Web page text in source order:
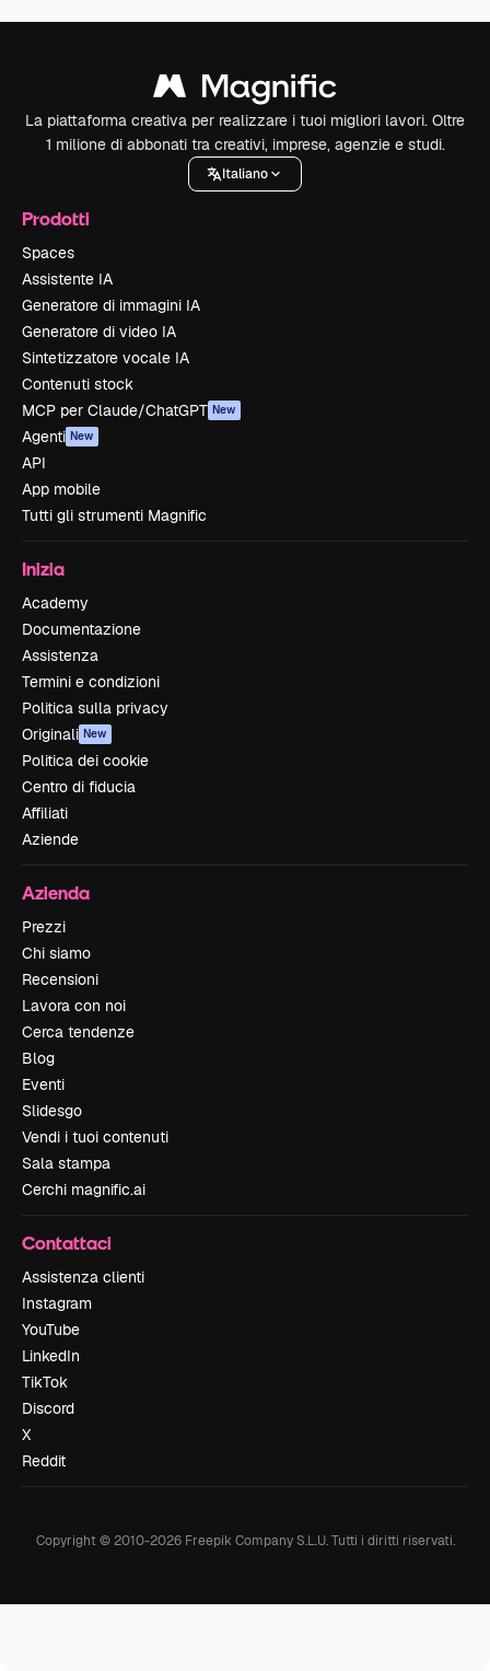
La piattaforma creativa per realizzare i tuoi migliori lavori. Oltre
1 milione di abbonati tra creativi, imprese, agenzie e studi.
Italiano
Prodotti
Spaces
Assistente IA
Generatore di immagini IA
Generatore di video IA
Sintetizzatore vocale IA
Contenuti stock
MCP per Claude/ChatGPT New
Agenti New
API
App mobile
Tutti gli strumenti Magnific
Inizia
Academy
Documentazione
Assistenza
Termini e condizioni
Politica sulla privacy
Originali New
Politica dei cookie
Centro di fiducia
Affiliati
Aziende
Azienda
Prezzi
Chi siamo
Recensioni
Lavora con noi
Cerca tendenze
Blog
Eventi
Slidesgo
Vendi i tuoi contenuti
Sala stampa
Cerchi magnific.ai
Contattaci
Assistenza clienti
Instagram
YouTube
LinkedIn
TikTok
Discord
X
Reddit
Copyright © 2010-2026Freepik Company S.L.U. Tutti i diritti riservati.